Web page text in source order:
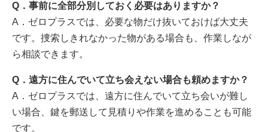
Q．事前に全部分別しておく必要はありますか？
A．ゼロプラスでは、必要な物だけ抜いておけば大丈夫
です。捜索しきれなかった物がある場合も、作業しなが
ら相談できます。
Q．遠方に住んでいて立ち会えない場合も頼めますか？
A．ゼロプラスでは、遠方に住んでいて立ち会いが難し
い場合、鍵を郵送して見積りや作業を進めることも可能
です。